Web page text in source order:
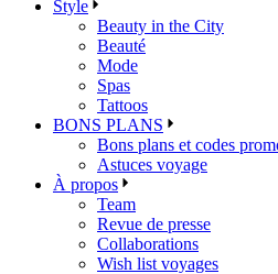
Style
Beauty in the City
Beauté
Mode
Spas
Tattoos
BONS PLANS
Bons plans et codes
Astuces voyage
À propos
Team
Revue de presse
Collaborations
Wish list voyages